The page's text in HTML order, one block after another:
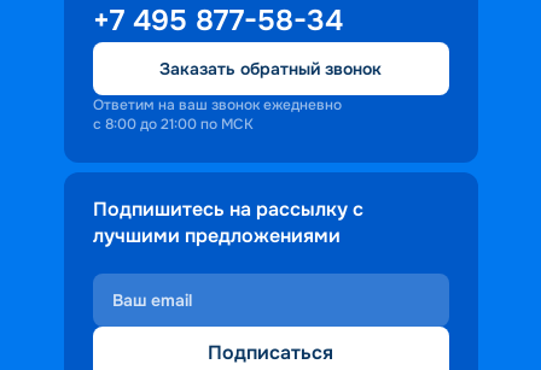
+7 495 877-58-34
Заказать обратный звонок
Ответим на ваш звонок ежедневно
с 8:00 до 21:00 по МСК
Подпишитесь на рассылку с
лучшими предложениями
Подписаться